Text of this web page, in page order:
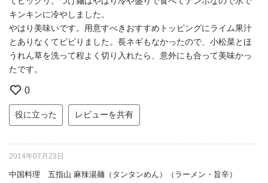
キンキンに冷やしました。
やはり美味いです。用意すべきおすすめトッピングにライム果汁
とありなくてビビりました。長ネギもなかったので、小松菜とほ
うれん草を洗って程よく切り入れたら、意外にも合って美味かっ
たです。
0
役に立った レビューを共有
2014年07月23日
中国料理 五指山 麻辣湯麺（タンタンめん）（ラーメン・旨辛）